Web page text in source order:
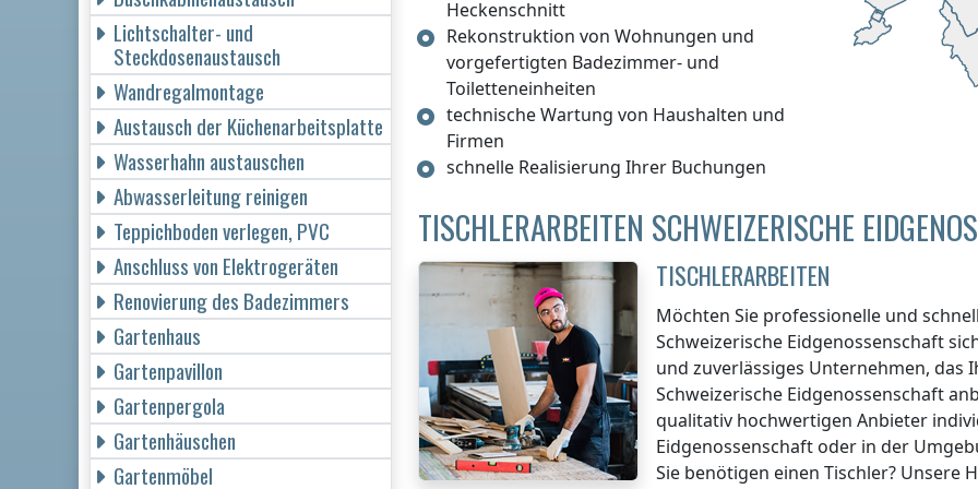
Heckenschnitt
Rekonstruktion von Wohnungen und
vorgefertigten Badezimmer- und
Toiletteneinheiten
technische Wartung von Haushalten und
Firmen
schnelle Realisierung Ihrer Buchungen
TISCHLERARBEITEN SCHWEIZERISCHE
TISCHLERARBEITEN
Möchten Sie professionelle und
Schweizerische Eidgenossenschaft
und zuverlässiges Unternehmen,
Schweizerische Eidgenossenschaft
qualitativ hochwertigen Anbieter
Eidgenossenschaft oder in der
Sie benötigen einen Tischler? Unsere
Lichtschalter- und
Steckdosenaustausch
Wandregalmontage
Austausch der Küchenarbeitsplatte
Wasserhahn austauschen
Abwasserleitung reinigen
Teppichboden verlegen, PVC
Anschluss von Elektrogeräten
Renovierung des Badezimmers
Gartenhaus
Gartenpavillon
Gartenpergola
Gartenhäuschen
Gartenmöbel